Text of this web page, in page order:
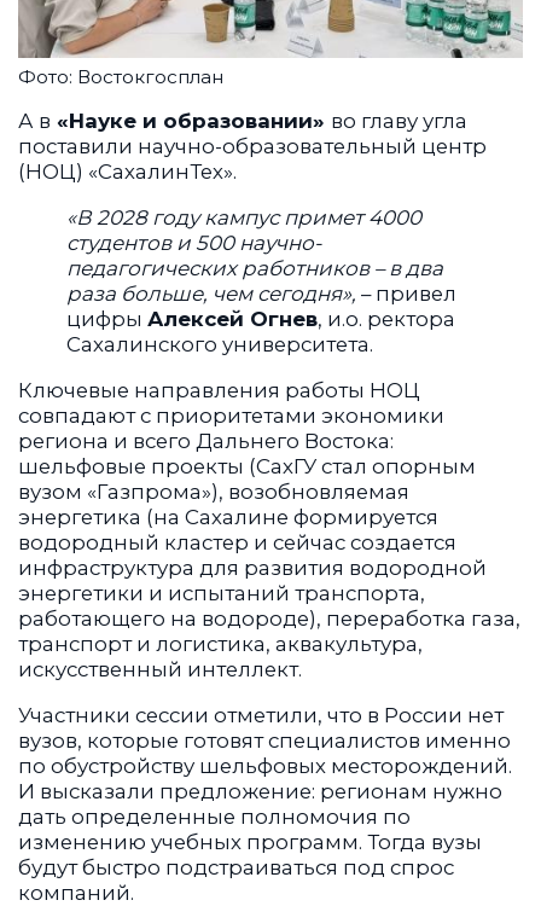
Фото: Востокгосплан
А в «Науке и образовании» во главу угла
поставили научно-образовательный центр
(НОЦ) «СахалинТех».
«В 2028 году кампус примет 4000
студентов и 500 научно-
педагогических работников – в два
раза больше, чем сегодня», – привел
цифры Алексей Огнев, и.о. ректора
Сахалинского университета.
Ключевые направления работы НОЦ
совпадают с приоритетами экономики
региона и всего Дальнего Востока:
шельфовые проекты (СахГУ стал опорным
вузом «Газпрома»), возобновляемая
энергетика (на Сахалине формируется
водородный кластер и сейчас создается
инфраструктура для развития водородной
энергетики и испытаний транспорта,
работающего на водороде), переработка газа,
транспорт и логистика, аквакультура,
искусственный интеллект.
Участники сессии отметили, что в России нет
вузов, которые готовят специалистов именно
по обустройству шельфовых месторождений.
И высказали предложение: регионам нужно
дать определенные полномочия по
изменению учебных программ. Тогда вузы
будут быстро подстраиваться под спрос
компаний.